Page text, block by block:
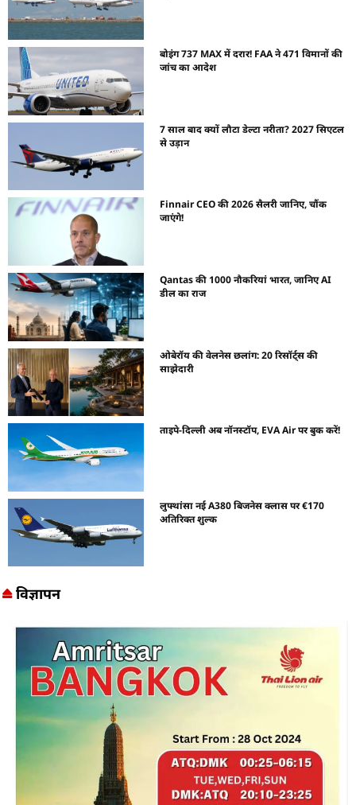
बोइंग 737 MAX में दरार! FAA ने 471 विमानों की
जांच का आदेश
7 साल बाद क्यों लौटा डेल्टा नरीता? 2027 सिएटल
से उड़ान
Finnair CEO की 2026 सैलरी जानिए, चौंक
जाएंगे!
Qantas की 1000 नौकरियां भारत, जानिए AI
डील का राज
ओबेरॉय की वेलनेस छलांग: 20 रिसॉर्ट्स की
साझेदारी
ताइपे-दिल्ली अब नॉनस्टॉप, EVA Air पर बुक करें!
लुफ्थांसा नई A380 बिजनेस क्लास पर €170
अतिरिक्त शुल्क
विज्ञापन